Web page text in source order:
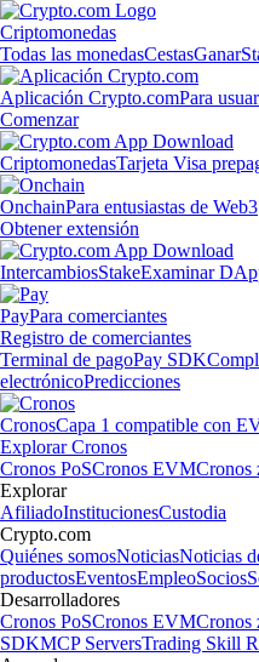
Criptomonedas
Todas las monedasCestasGanar
Aplicación Crypto.comPara
Comenzar
CriptomonedasTarjeta Visa
OnchainPara entusiastas de Web3
Obtener extensión
IntercambiosStakeExaminar
PayPara comerciantes
Registro de comerciantes
Terminal de pagoPay SDK
electrónicoPredicciones
CronosCapa 1 compatible con
Explorar Cronos
Cronos PoSCronos EVM
Explorar
AfiliadoInstitucionesCustodia
Crypto.com
Quiénes somosNoticiasNoticias
productosEventosEmpleoSocios
Desarrolladores
Cronos PoSCronos EVM
SDKMCP ServersTrading Skill